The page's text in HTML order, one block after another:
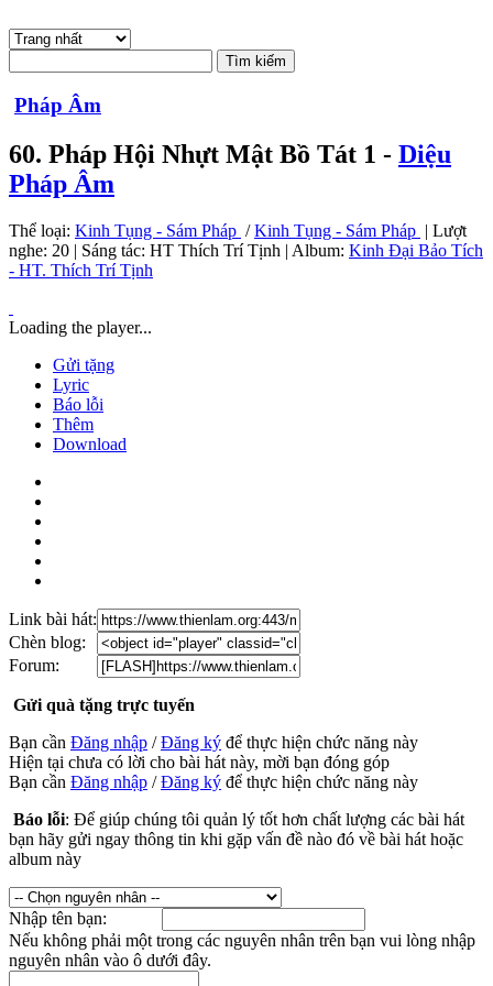
Pháp Âm
60. Pháp Hội Nhựt Mật Bồ Tát 1 - Diệu
Pháp Âm
Thể loại: Kinh Tụng - Sám Pháp /Kinh Tụng - Sám Pháp | Lượt
nghe: 20 | Sáng tác: HT Thích Trí Tịnh | Album: Kinh Đại Bảo Tích
- HT. Thích Trí Tịnh
Loading the player...
Gửi tặng
Lyric
Báo lỗi
Thêm
Download
Link bài hát:
Chèn blog:
Forum:
Gửi quà tặng trực tuyến
Bạn cần Đăng nhập /Đăng ký để thực hiện chức năng này
Hiện tại chưa có lời cho bài hát này, mời bạn đóng góp
Bạn cần Đăng nhập /Đăng ký để thực hiện chức năng này
Báo lỗi: Để giúp chúng tôi quản lý tốt hơn chất lượng các bài hát
bạn hãy gửi ngay thông tin khi gặp vấn đề nào đó về bài hát hoặc
album này
Nhập tên bạn:
Nếu không phải một trong các nguyên nhân trên bạn vui lòng nhập
nguyên nhân vào ô dưới đây.